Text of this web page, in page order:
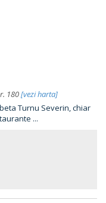
180[vezi harta]
Turnu Severin, chiar
...